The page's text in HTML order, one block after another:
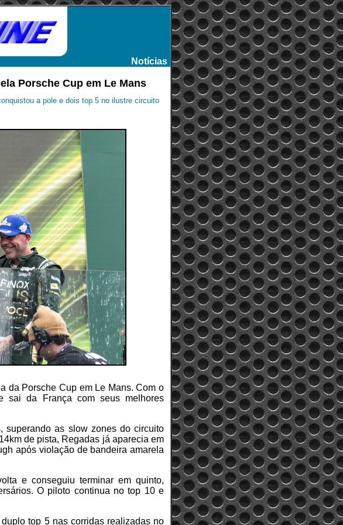
Notícias
Porsche Cup em Le Mans
a pole e dois top 5 no ilustre circuito
da Porsche Cup em Le Mans. Com o
sai da França com seus melhores
superando as slow zones do circuito
de pista, Regadas já aparecia em
após violação de bandeira amarela
e conseguiu terminar em quinto,
O piloto continua no top 10 e
top 5 nas corridas realizadas no